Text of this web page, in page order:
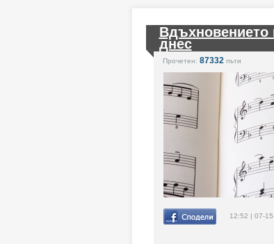
Вдъхновението
днес
Прочетен: 87332 пъти
12:52 | 07-